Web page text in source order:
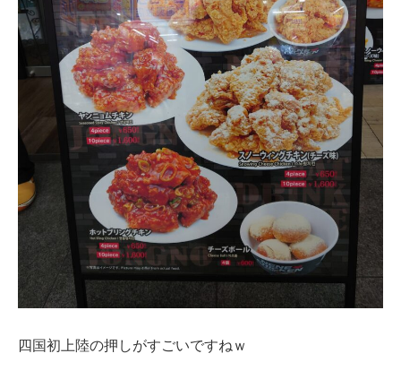
四国初上陸の押しがすごいですねｗ